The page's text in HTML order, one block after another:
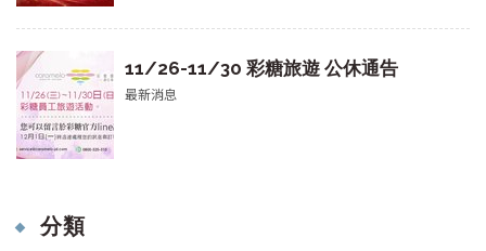
11/26-11/30 彩糖旅遊 公休通告
最新消息
分類